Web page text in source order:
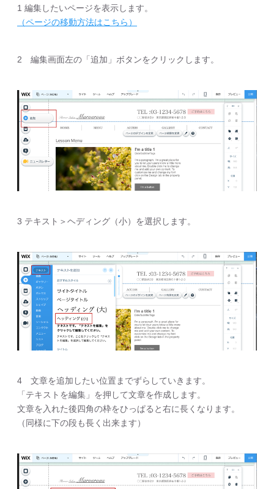
1 編集したいページを表示します。
（ページの移動方法はこちら）
2 編集画面左の「追加」ボタンをクリックします。
3 テキスト＞ヘディング（小）を選択します。
4 文章を追加したい位置までずらしていきます。
「テキストを編集」を押して文章を作成します。
文章を入れた後四角の枠をひっぱると右に長くなります。
（同様に下の段も長く出来ます）